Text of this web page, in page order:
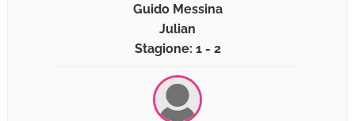
Guido Messina
Julian
Stagione: 1 - 2